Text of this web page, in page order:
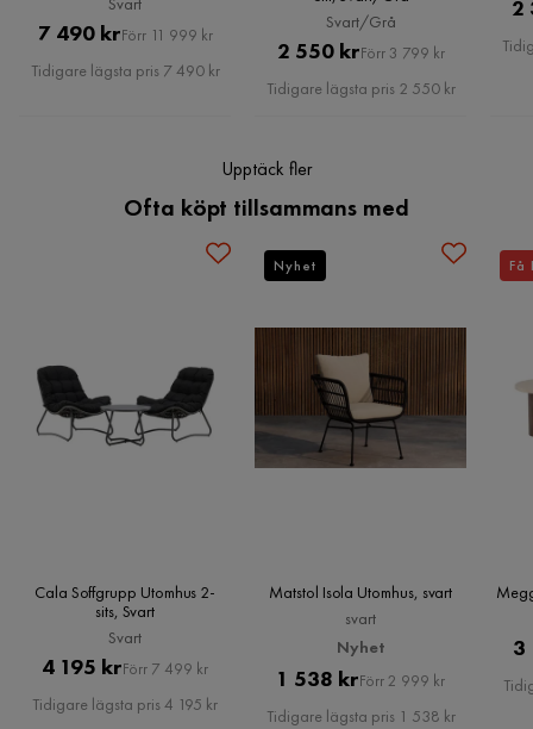
Färgnamn
50 Kg
Pris
7 490 krOriginal
Pris
Förr 11 999 kr
Tidigare lägsta pris 7 490 kr
Svart/Grå
Pris
2 550 krOriginal
Pris
Förr 3 799 kr
Tidigare lägsta pris 2 550 kr
2
Upptäck fler
Ofta köpt tillsammans med
Cala Soffgrupp Utomhus 2-
sits, Svart
Svart
Pris
4 195 krOriginal
Pris
Förr 7 499 kr
Tidigare lägsta pris 4 195 kr
Matstol Isola Utomhus, svart
svart
Nyhet
Pris
1 538 krOriginal
Pris
Förr 2 999 kr
Tidigare lägsta pris 1 538 kr
Nyhet
3
Få